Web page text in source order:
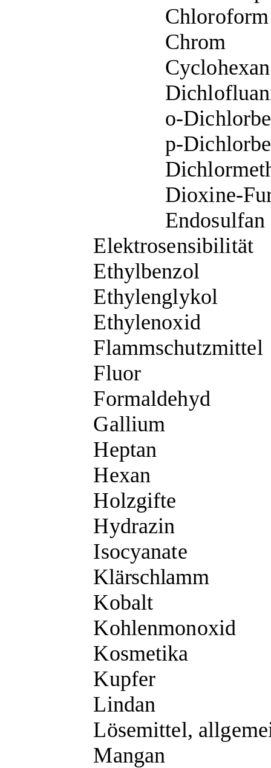
Chloroform
Chrom
Cyclohexan
o-
p-
Dioxine-
Endosulfan
Elektrosensibilität
Ethylbenzol
Ethylenglykol
Ethylenoxid
Flammschutzmittel
Fluor
Formaldehyd
Gallium
Heptan
Hexan
Holzgifte
Hydrazin
Isocyanate
Klärschlamm
Kobalt
Kohlenmonoxid
Kosmetika
Kupfer
Lindan
Lösemittel,
Mangan